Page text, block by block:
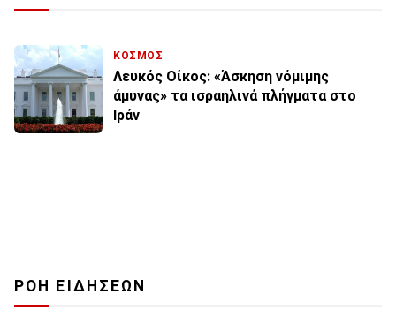
ΚΟΣΜΟΣ
Λευκός Οίκος: «Άσκηση νόμιμης
άμυνας» τα ισραηλινά πλήγματα στο
Ιράν
ΡΟΗ ΕΙΔΗΣΕΩΝ